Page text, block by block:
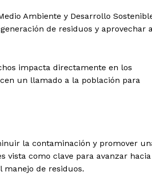
Company
Ambiente y Desarrollo
de residuos y aprovechar
impacta directamente en los
un llamado a la población para
la contaminación y promover
vista como clave para avanzar hacia
manejo de residuos.